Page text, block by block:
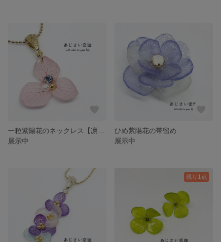
展示中
ひめ紫陽花の帯留め
展示中
残り1点